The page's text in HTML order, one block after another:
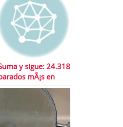
y sigue: 24.318
mÃ¡s en